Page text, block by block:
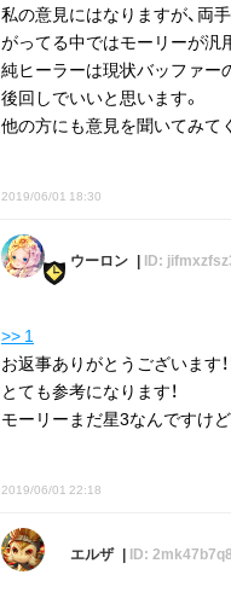
私の意見にはなりますが、両
がってる中ではモーリーが汎
純ヒーラーは現状バッファー
後回しでいいと思います。
他の方にも意見を聞いてみて
2019/06/01 18:30
ウーロン ID:
>> 1
お返事ありがとうございます！
とても参考になります！
モーリーまだ星3なんですけ
2019/06/01 22:18
エルザ ID: